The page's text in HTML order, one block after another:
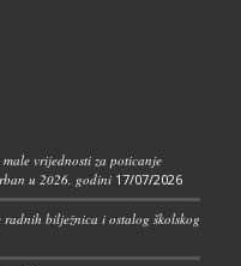
vrijednosti za poticanje
u 2026. godini 17/07/2026
bilježnica i ostalog školskog